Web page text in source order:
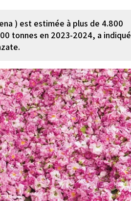
) est estimée à plus de 4.800
tonnes en 2023-2024, a indiqué